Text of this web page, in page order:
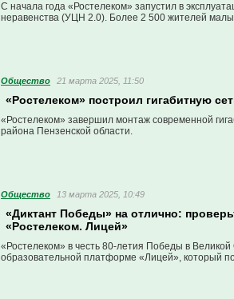
С начала года «Ростелеком» запустил в
неравенства (УЦН 2.0). Более 2 500 жителей
Общество 21 марта 2025, 11:50
«Ростелеком» построил гигабитную
«Ростелеком» завершил монтаж современной
района Пензенской области.
Общество 13 марта 2025, 10:49
«Диктант Победы» на отлично:
«Ростелеком. Лицей»
«Ростелеком» в честь 80-летия Победы в
образовательной платформе «Лицей», который